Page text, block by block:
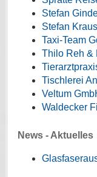
Stefan
Stefan
Taxi-Team
Thilo Reh &
Tischlerei
Veltum
Waldecker
News - Aktuelles